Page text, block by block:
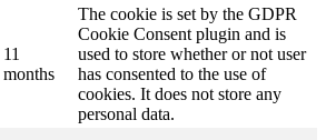
11
months
The cookie is set by the GDPR
Cookie Consent plugin and is
used to store whether or not user
has consented to the use of
cookies. It does not store any
personal data.